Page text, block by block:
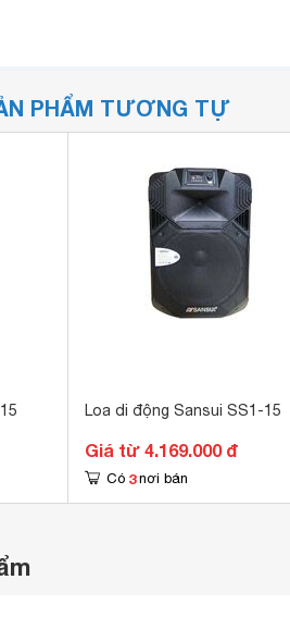
PHẨM TƯƠNG TỰ
Loa di động Sansui SS1-15
Giá từ 4.169.000 đ
Có 3 nơi bán